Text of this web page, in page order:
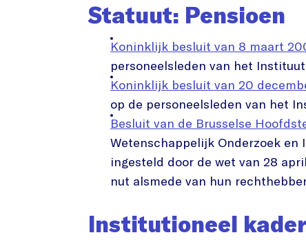
Statuut: Pensioen
Koninklijk besluit van 8 maart
personeelsleden van het
Koninklijk besluit van 20
op de personeelsleden van het
Besluit van de Brusselse
Wetenschappelijk Onderzoek en
ingesteld door de wet van 28
nut alsmede van hun
Institutioneel kader